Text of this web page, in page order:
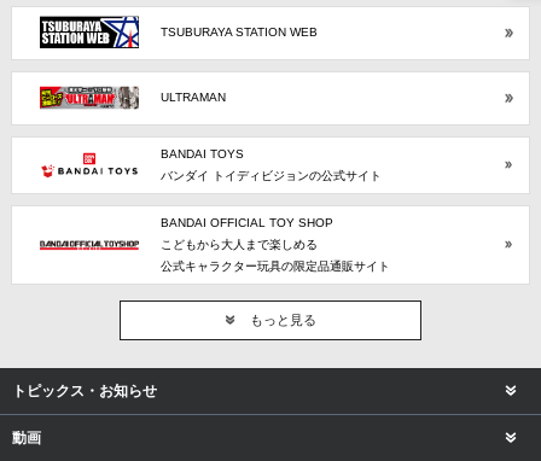
TSUBURAYA STATION WEB
ULTRAMAN
BANDAI TOYS
バンダイ トイディビジョンの公式サイト
BANDAI OFFICIAL TOY SHOP
こどもから大人まで楽しめる
公式キャラクター玩具の限定品通販サイト
もっと見る
トピックス・お知らせ
動画